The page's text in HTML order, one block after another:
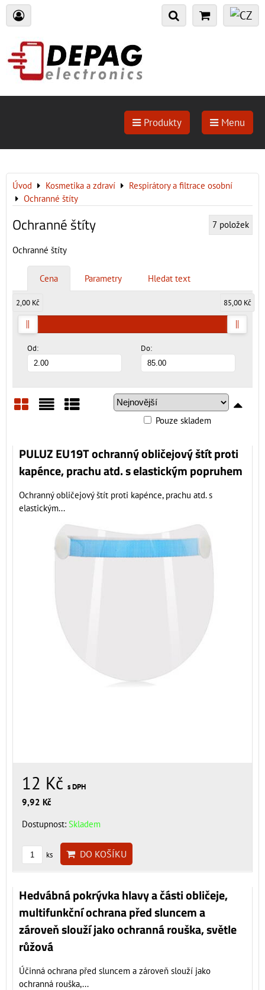
Produkty Menu
Úvod Kosmetika a zdraví
Respirátory a filtrace osobní
Ochranné štíty
Ochranné štíty 7 položek
Ochranné štíty
Cena Parametry Hledat text
Od: Do:
2,00 Kč 85,00 Kč
Pouze skladem
PULUZ EU19T ochranný obličejový štít proti
kapénce, prachu atd. s elastickým popruhem
Ochranný obličejový štít proti kapénce, prachu atd. s
elastickým...
12 Kč s DPH
9,92 Kč
Dostupnost: Skladem
ks DO KOŠÍKU
Hedvábná pokrývka hlavy a části obličeje,
multifunkční ochrana před sluncem a
zároveň slouží jako ochranná rouška, světle
růžová
Účinná ochrana před sluncem a zároveň slouží jako
ochranná rouška,...